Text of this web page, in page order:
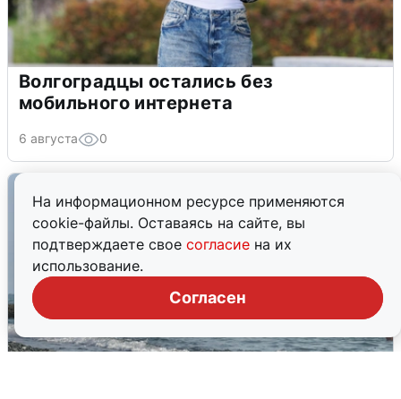
На информационном ресурсе применяются
cookie-файлы. Оставаясь на сайте, вы
подтверждаете свое согласие на их
использование.
Согласен
Волгоградцы остались без
мобильного интернета
6 августа 0